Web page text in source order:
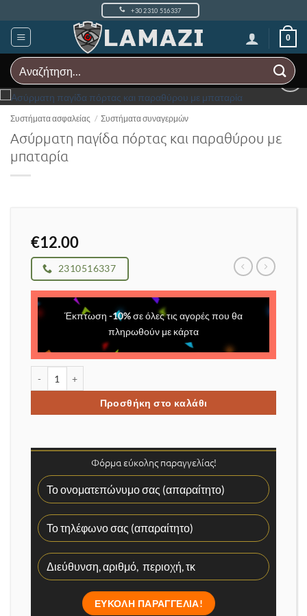
στο
περιεχόμενο
+30 2310 516337
0
Αναζήτηση
για:
Add to
Συστήματα ασφαλείας / Συστήματα συναγερμών
Ασύρματη παγίδα πόρτας και παραθύρου με
μπαταρία
€12.00
2310516337
Έκπτωση -10%σε όλες τις αγορές που θα
πληρωθούν με κάρτα
Προσθήκη στο καλάθι
Φόρμα εύκολης παραγγελίας!